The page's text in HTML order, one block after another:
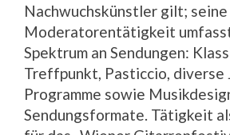
Nachwuchskünstler gilt; seine
Moderatorentätigkeit
Spektrum an Sendungen:
Treffpunkt, Pasticcio, diverse
Programme sowie
Sendungsformate. Tätigkeit